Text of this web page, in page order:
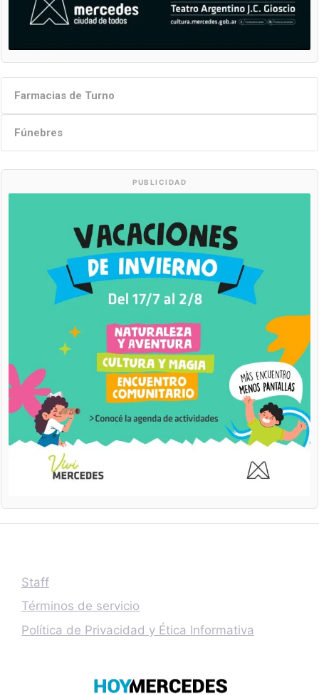
Farmacias de Turno
Fúnebres
PUBLICIDAD
Staff
Términos de servicio
Política de Privacidad y Ética Informativa